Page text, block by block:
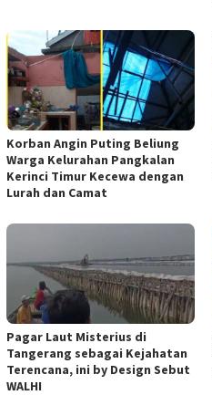
Korban Angin Puting Beliung
Warga Kelurahan Pangkalan
Kerinci Timur Kecewa dengan
Lurah dan Camat
Pagar Laut Misterius di
Tangerang sebagai Kejahatan
Terencana, ini by Design Sebut
WALHI